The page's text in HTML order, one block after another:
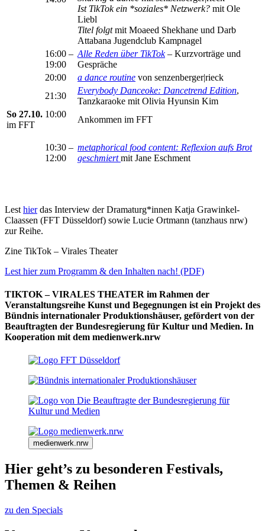
Ist TikTok ein *soziales* Netzwerk? mit Ole
Liebl
Titel folgtmit Moaeed Shekhane und Darb
Attabana Jugendclub Kampnagel
16:00 –
19:00
Alle Reden über TikTok– Kurzvorträge und
Gespräche
20:00
a dance routine von senzenberger|rieck
21:30
Everybody Danceoke: Dancetrend Edition,
Tanzkaraoke mit Olivia Hyunsin Kim
So 27.10.
im FFT
10:00
Ankommen im FFT
10:30 –
12:00
metaphorical food content: Reflexion aufs Brot
geschmiert mit Jane Eschment
Lest hierdas Interview der Dramaturg*innen Katja Grawinkel-
Claassen (FFT Düsseldorf) sowie Lucie Ortmann (tanzhaus nrw)
zur Reihe.
Zine TikTok – Virales Theater
Lest hier zum Programm & den Inhalten nach! (PDF)
TIKTOK – VIRALES THEATER im Rahmen der
Veranstaltungsreihe Kunst und Begegnungen ist ein Projekt des
Bündnis internationaler Produktionshäuser, gefördert von der
Beauftragten der Bundesregierung für Kultur und Medien. In
Kooperation mit dem medienwerk.nrw
medienwerk.nrw
Hier geht’s zu besonderen Festivals,
Themen & Reihen
zu den Specials